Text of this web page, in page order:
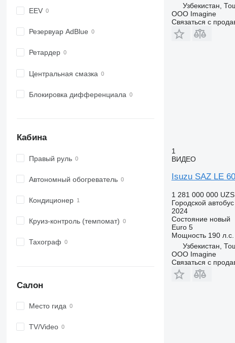
EEV
Резервуар AdBlue
Ретардер
Центральная смазка
Блокировка дифференциала
Кабина
Правый руль
Автономный обогреватель
Кондиционер
Круиз-контроль (темпомат)
Тахограф
Салон
Место гида
TV/Video
Узбекистан,
OOO Imagine
Связаться с
1
ВИДЕО
Isuzu SAZ LE 60
1 281 000 000 UZS
Городской автобус
2024
Состояниеновый
Euro 5
Мощность 190
Узбекистан,
OOO Imagine
Связаться с